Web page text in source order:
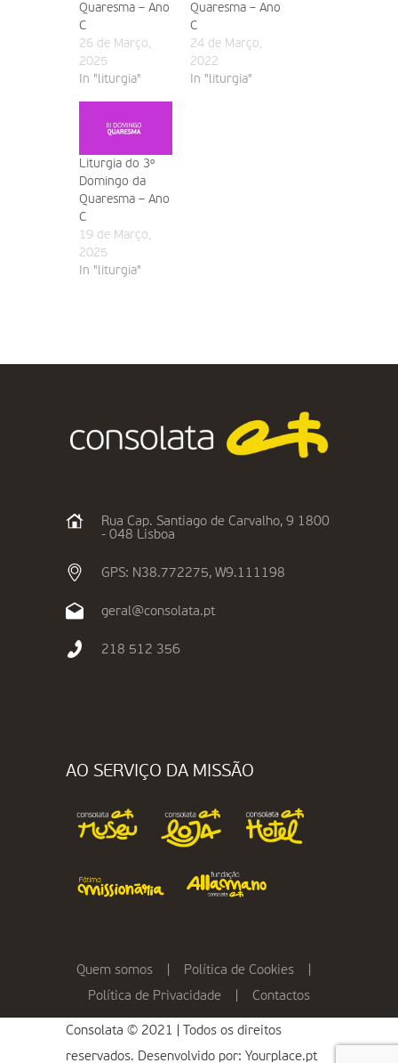
Quaresma – Ano
C
26 de Março,
2025
In "liturgia"
Quaresma – Ano
C
24 de Março,
2022
In "liturgia"
Liturgia do 3º
Domingo da
Quaresma – Ano
C
19 de Março,
2025
In "liturgia"
Rua Cap. Santiago de Carvalho, 9 1800
- 048 Lisboa
GPS: N38.772275, W9.111198
geral@consolata.pt
218 512 356
AO SERVIÇO DA MISSÃO
Quem somos Política de Cookies
Política de Privacidade
Contactos
Consolata © 2021 | Todos os direitos
reservados. Desenvolvido por: Yourplace.pt